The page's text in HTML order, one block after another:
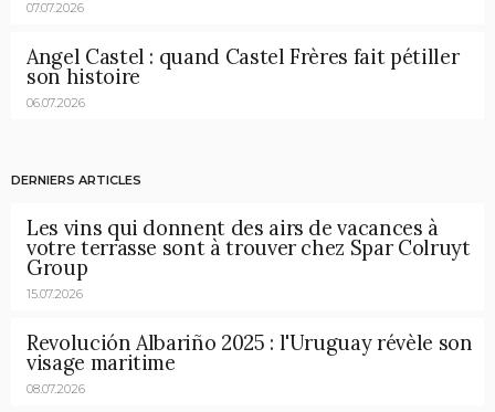
07.07.2026
Angel Castel : quand Castel Frères fait pétiller
son histoire
06.07.2026
DERNIERS ARTICLES
Les vins qui donnent des airs de vacances à
votre terrasse sont à trouver chez Spar Colruyt
Group
15.07.2026
Revolución Albariño 2025 : l'Uruguay révèle son
visage maritime
08.07.2026